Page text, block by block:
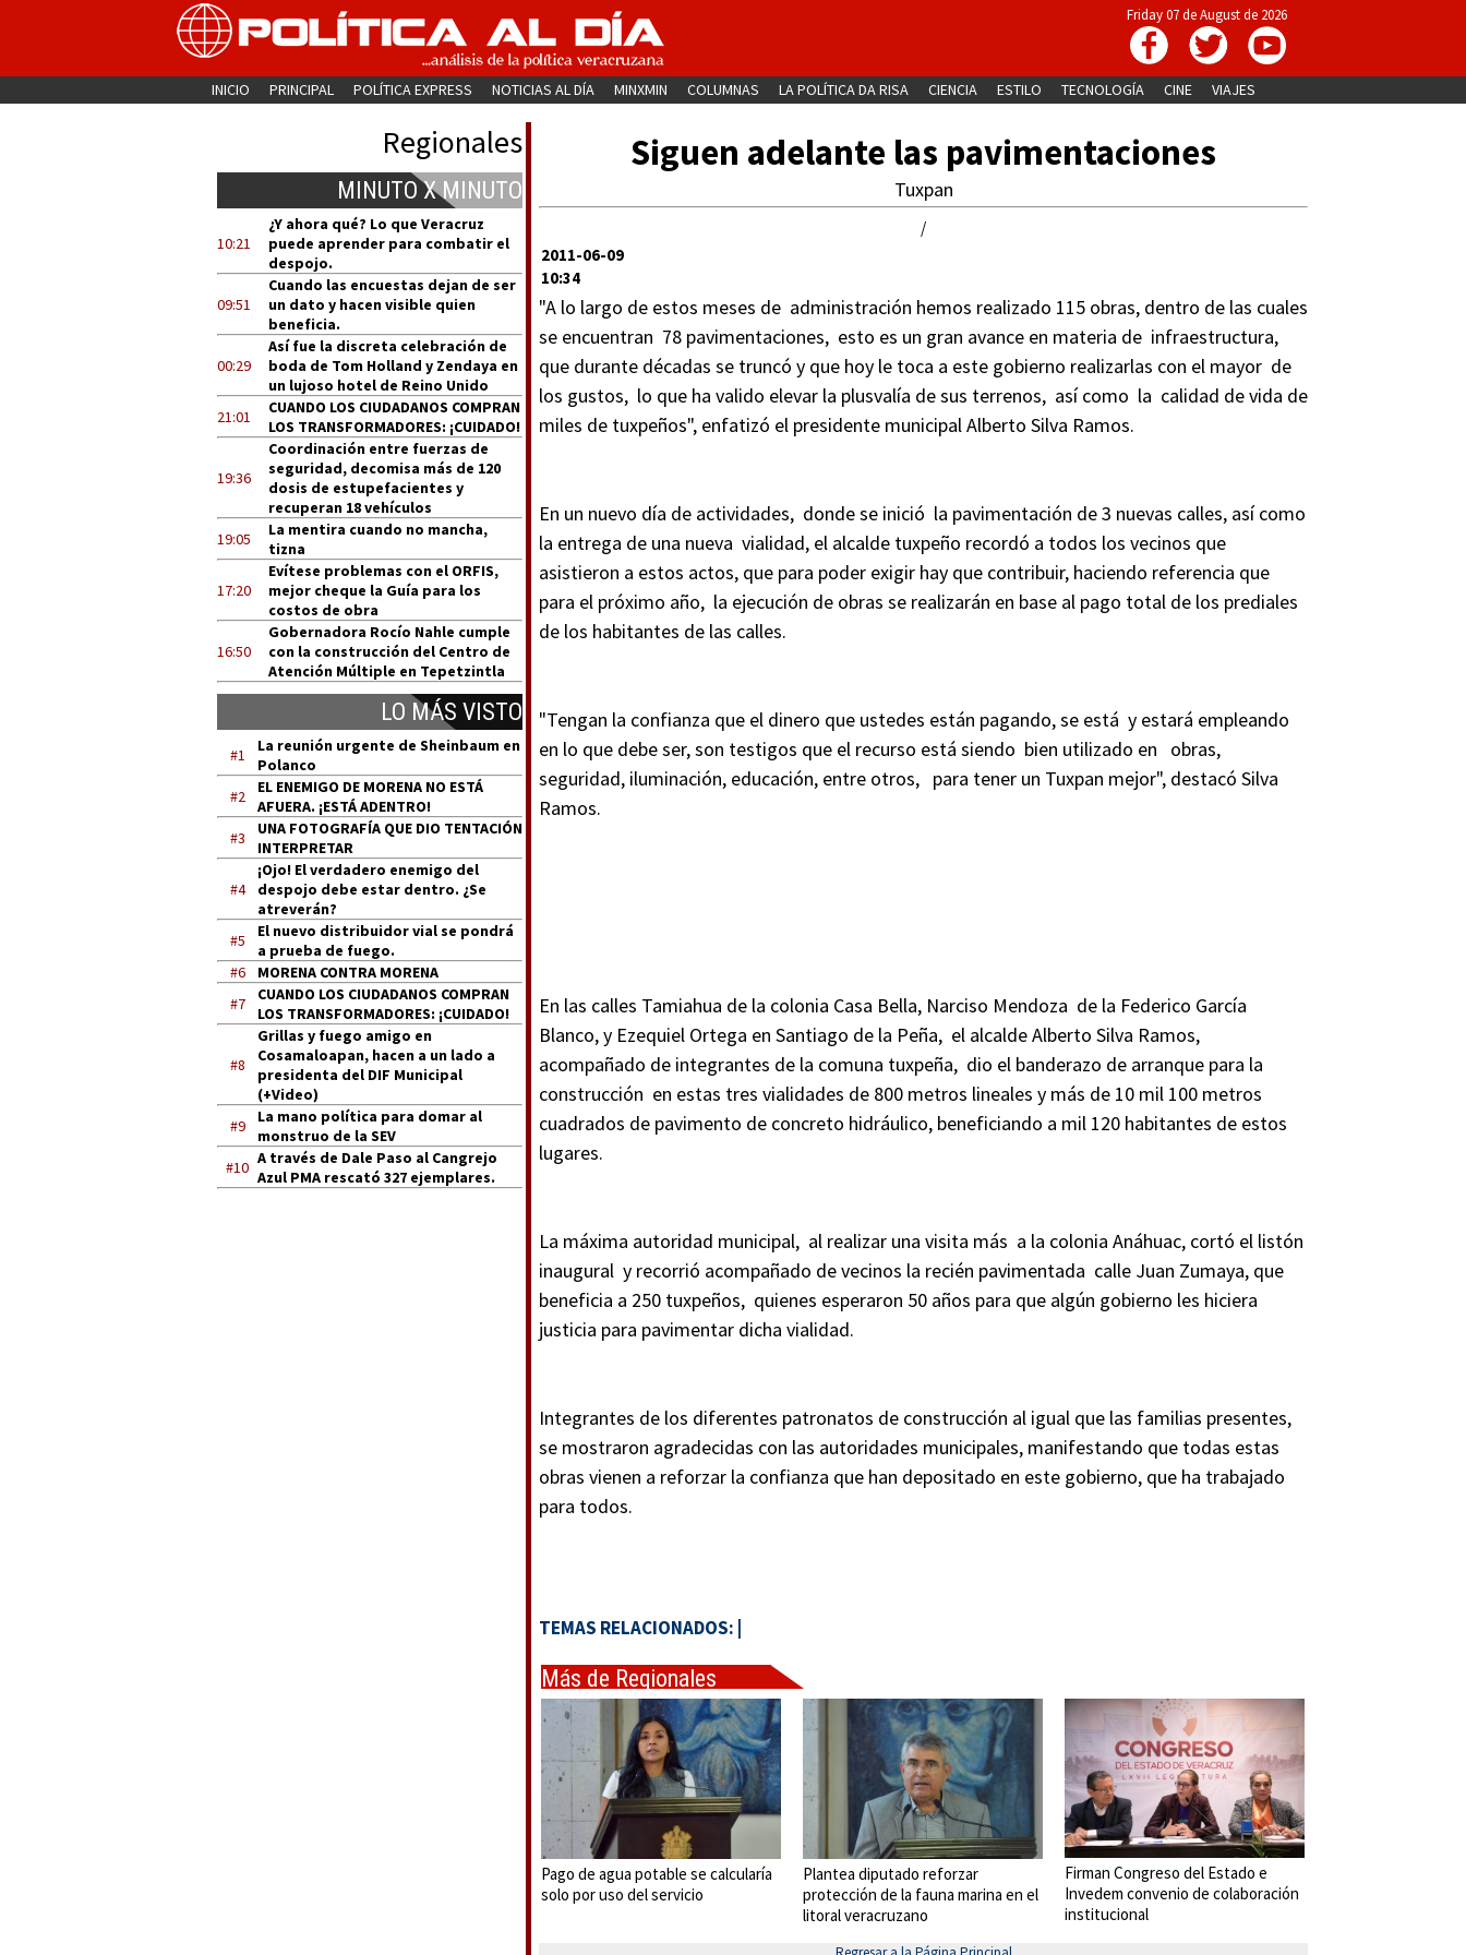
Friday 07 de August de 2026
INICIO PRINCIPAL POLÍTICA EXPRESS NOTICIAS AL DÍA MINXMIN COLUMNAS LA POLÍTICA DA RISA CIENCIA ESTILO TECNOLOGÍA CINE VIAJES
Regionales
MINUTO X MINUTO
10:21
¿Y ahora qué? Lo que Veracruz
puede aprender para combatir el
despojo.
09:51
Cuando las encuestas dejan de ser
un dato y hacen visible quien
beneficia.
00:29
Así fue la discreta celebración de
boda de Tom Holland y Zendaya en
un lujoso hotel de Reino Unido
21:01
CUANDO LOS CIUDADANOS COMPRAN
LOS TRANSFORMADORES: ¡CUIDADO!
19:36
Coordinación entre fuerzas de
seguridad, decomisa más de 120
dosis de estupefacientes y
recuperan 18 vehículos
19:05
La mentira cuando no mancha,
tizna
17:20
Evítese problemas con el ORFIS,
mejor cheque la Guía para los
costos de obra
16:50
Gobernadora Rocío Nahle cumple
con la construcción del Centro de
Atención Múltiple en Tepetzintla
LO MÁS VISTO
#1
La reunión urgente de Sheinbaum en
Polanco
#2
EL ENEMIGO DE MORENA NO ESTÁ
AFUERA. ¡ESTÁ ADENTRO!
#3
UNA FOTOGRAFÍA QUE DIO TENTACIÓN
INTERPRETAR
#4
¡Ojo! El verdadero enemigo del
despojo debe estar dentro. ¿Se
atreverán?
#5
El nuevo distribuidor vial se pondrá
a prueba de fuego.
#6
MORENA CONTRA MORENA
#7
CUANDO LOS CIUDADANOS COMPRAN
LOS TRANSFORMADORES: ¡CUIDADO!
#8
Grillas y fuego amigo en
Cosamaloapan, hacen a un lado a
presidenta del DIF Municipal
(+Video)
#9
La mano política para domar al
monstruo de la SEV
#10 A través de Dale Paso al Cangrejo
Azul PMA rescató 327 ejemplares.
Siguen adelante las pavimentaciones
Tuxpan
/
2011-06-09
10:34
"A lo largo de estos meses de administración hemos realizado 115 obras, dentro de las cuales
se encuentran 78 pavimentaciones, esto es un gran avance en materia de infraestructura,
que durante décadas se truncó y que hoy le toca a este gobierno realizarlas con el mayor de
los gustos, lo que ha valido elevar la plusvalía de sus terrenos, así como la calidad de vida de
miles de tuxpeños", enfatizó el presidente municipal Alberto Silva Ramos.
En un nuevo día de actividades, donde se inició la pavimentación de 3 nuevas calles, así como
la entrega de una nueva vialidad, el alcalde tuxpeño recordó a todos los vecinos que
asistieron a estos actos, que para poder exigir hay que contribuir, haciendo referencia que
para el próximo año, la ejecución de obras se realizarán en base al pago total de los prediales
de los habitantes de las calles.
"Tengan la confianza que el dinero que ustedes están pagando, se está y estará empleando
en lo que debe ser, son testigos que el recurso está siendo bien utilizado en obras,
seguridad, iluminación, educación, entre otros, para tener un Tuxpan mejor", destacó Silva
Ramos.
En las calles Tamiahua de la colonia Casa Bella, Narciso Mendoza de la Federico García
Blanco, y Ezequiel Ortega en Santiago de la Peña, el alcalde Alberto Silva Ramos,
acompañado de integrantes de la comuna tuxpeña, dio el banderazo de arranque para la
construcción en estas tres vialidades de 800 metros lineales y más de 10 mil 100 metros
cuadrados de pavimento de concreto hidráulico, beneficiando a mil 120 habitantes de estos
lugares.
La máxima autoridad municipal, al realizar una visita más a la colonia Anáhuac, cortó el listón
inaugural y recorrió acompañado de vecinos la recién pavimentada calle Juan Zumaya, que
beneficia a 250 tuxpeños, quienes esperaron 50 años para que algún gobierno les hiciera
justicia para pavimentar dicha vialidad.
Integrantes de los diferentes patronatos de construcción al igual que las familias presentes,
se mostraron agradecidas con las autoridades municipales, manifestando que todas estas
obras vienen a reforzar la confianza que han depositado en este gobierno, que ha trabajado
para todos.
TEMAS RELACIONADOS:
Más de Regionales
Pago de agua potable se calcularía
solo por uso del servicio
Plantea diputado reforzar
protección de la fauna marina en el
litoral veracruzano
Firman Congreso del Estado e
Invedem convenio de colaboración
institucional